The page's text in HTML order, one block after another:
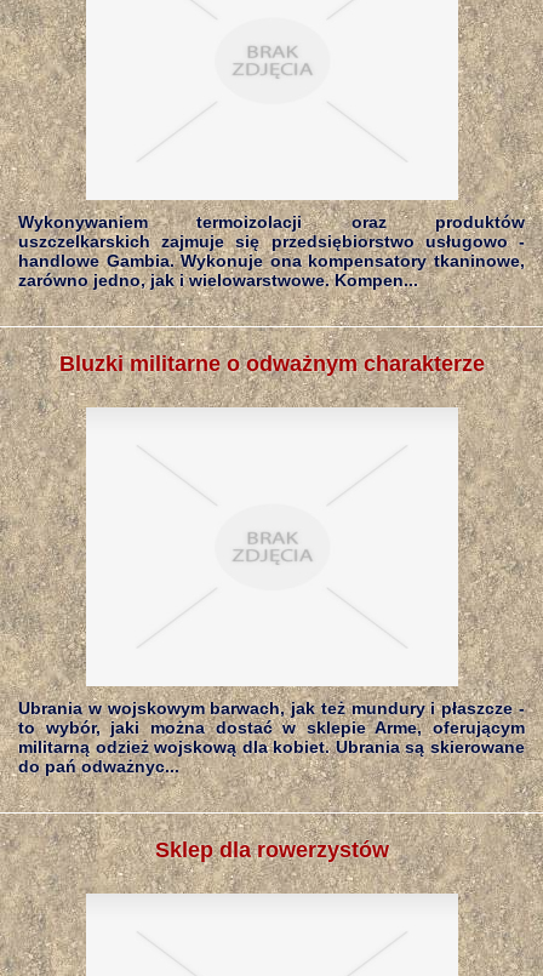
Wykonywaniem termoizolacji oraz produktów
uszczelkarskich zajmuje się przedsiębiorstwo usługowo -
handlowe Gambia. Wykonuje ona kompensatory tkaninowe,
zarówno jedno, jak i wielowarstwowe. Kompen...
Bluzki militarne o odważnym charakterze
Ubrania w wojskowym barwach, jak też mundury i płaszcze -
to wybór, jaki można dostać w sklepie Arme, oferującym
militarną odzież wojskową dla kobiet. Ubrania są skierowane
do pań odważnyc...
Sklep dla rowerzystów